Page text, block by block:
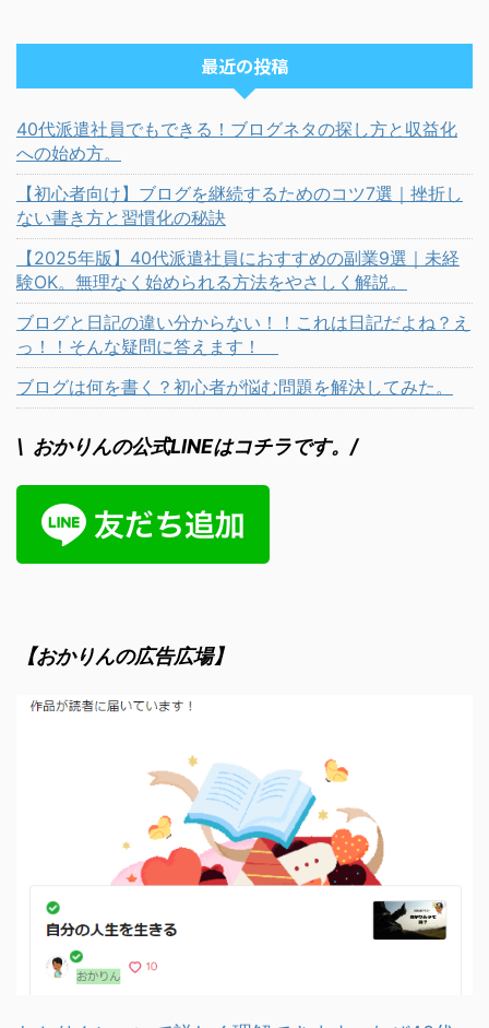
最近の投稿
40代派遣社員でもできる！ブログネタの探し方と収益化
への始め方。
【初心者向け】ブログを継続するためのコツ7選｜挫折し
ない書き方と習慣化の秘訣
【2025年版】40代派遣社員におすすめの副業9選｜未経
験OK。無理なく始められる方法をやさしく解説。
ブログと日記の違い分からない！！これは日記だよね？え
っ！！そんな疑問に答えます！
ブログは何を書く？初心者が悩む問題を解決してみた。
\ おかりんの公式LINEはコチラです。/
【おかりんの広告広場】